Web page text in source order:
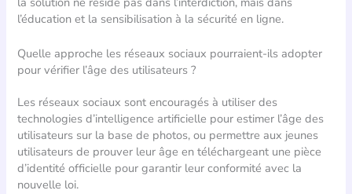
l’éducation et la sensibilisation à la sécurité en ligne.
Quelle approche les réseaux sociaux pourraient-ils adopter
pour vérifier l’âge des utilisateurs ?
Les réseaux sociaux sont encouragés à utiliser des
technologies d’intelligence artificielle pour estimer l’âge des
utilisateurs sur la base de photos, ou permettre aux jeunes
utilisateurs de prouver leur âge en téléchargeant une pièce
d’identité officielle pour garantir leur conformité avec la
nouvelle loi.